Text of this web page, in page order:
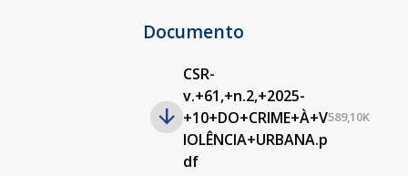
Documento
CSR-
v.+61,+n.2,+2025-
+10+DO+CRIME+À+V
IOLÊNCIA+URBANA.p
df
589,10K